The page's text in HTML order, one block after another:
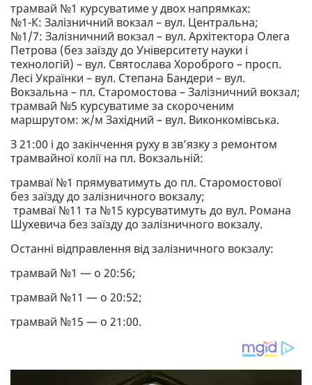
трамвай №1 курсуватиме у двох напрямках:
№1-К: Залізничний вокзал – вул. Центральна;
№1/7: Залізничний вокзал – вул. Архітектора Олега
Петрова (без заїзду до Університету науки і
технологій) – вул. Святослава Хороброго – просп.
Лесі Українки – вул. Степана Бандери – вул.
Вокзальна – пл. Старомостова – Залізничний вокзал;
трамвай №5 курсуватиме за скороченим
маршрутом: ж/м Західний – вул. Виконкомівська.
З 21:00 і до закінчення руху в зв’язку з ремонтом
трамвайної колії на пл. Вокзальній:
трамваї №1 прямуватимуть до пл. Старомостової
без заїзду до залізничного вокзалу;
трамваї №11 та №15 курсуватимуть до вул. Романа
Шухевича без заїзду до залізничного вокзалу.
Останні відправлення від залізничного вокзалу:
трамвай №1 — о 20:56;
трамвай №11 — о 20:52;
трамвай №15 — о 21:00.